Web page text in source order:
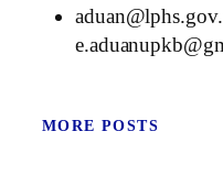
MORE POSTS